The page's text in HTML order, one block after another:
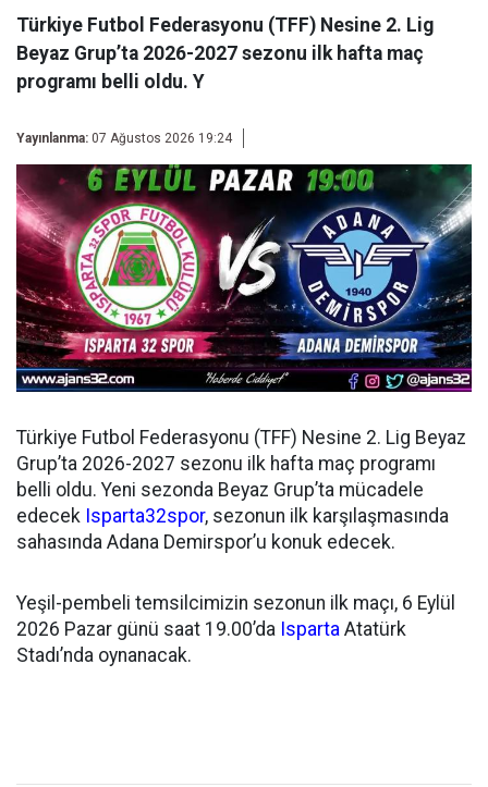
Türkiye Futbol Federasyonu (TFF) Nesine 2. Lig
Beyaz Grup’ta 2026-2027 sezonu ilk hafta maç
programı belli oldu. Y
Yayınlanma: 07 Ağustos 2026 19:24
Türkiye Futbol Federasyonu (TFF) Nesine 2. Lig Beyaz
Grup’ta 2026-2027 sezonu ilk hafta maç programı
belli oldu. Yeni sezonda Beyaz Grup’ta mücadele
edecek Isparta32spor, sezonun ilk karşılaşmasında
sahasında Adana Demirspor’u konuk edecek.
Yeşil-pembeli temsilcimizin sezonun ilk maçı, 6 Eylül
2026 Pazar günü saat 19.00’da Isparta Atatürk
Stadı’nda oynanacak.